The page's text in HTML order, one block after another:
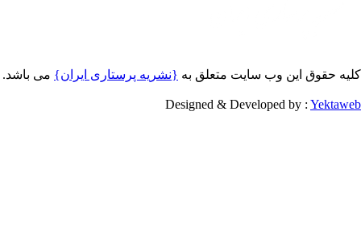
حقوق این وب سایت متعلق به{نشریه پرستاری ایران}می باشد.
Designed & Developed by :